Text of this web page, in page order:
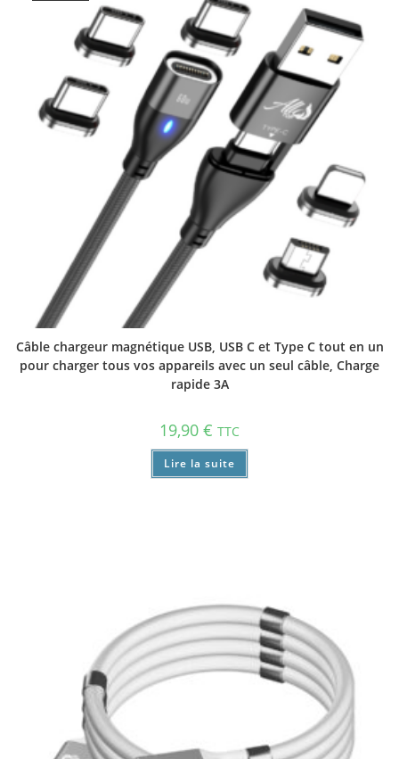
Câble chargeur magnétique USB, USB C et Type C tout en un
pour charger tous vos appareils avec un seul câble, Charge
rapide 3A
19,90 € TTC
Lire la suite